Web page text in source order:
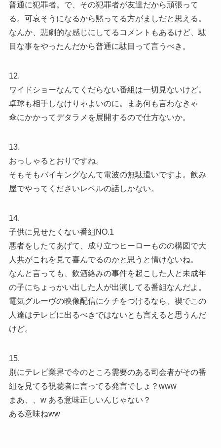
普通に犯罪者。で、その犯罪者が友達だから頑張って
る。可哀そうになるから黙ってる方がましだと思える。
なんか、悲劇的な感じにしてるコメントもあるけど、駄
目な事をやったんだから普通に駄目って言うべき。
12.
ワイドショーなんてくだらない番組は一切見ないけど。
卓球も相手しなけりゃよいのに。まあ何も言わなきゃ
傘にかかってデタラメを展開するので仕方ないか。
13.
おっしゃるとおりですね。
そもそもバイキングなんて電波の無駄遣いですよ。飲み
屋でやってくださいレベルの話しかない。
14.
子供に見せたくない番組NO.1
悪者をしたてあげて、成り立つヒーローものの構図で大
人共がこれを見て喜んでるのかと思うと情けないね。
なんと言っても、飲酒絡みの事件を起こした人と未成年
の子にちょっかい出した人が出演してる番組なんだよ。
電気グルーヴの映像配信にケチをつけるなら、禊でこの
人達はテレビに出るべきではないとも言えると思うんだ
けど。
15.
別にテレビ業界で今のところ需要のある司会者がその番
組を見てる視聴者に言ってる発言でしょ？www
まあ、、w ある意味正しいんじゃない？
ある意味ねww